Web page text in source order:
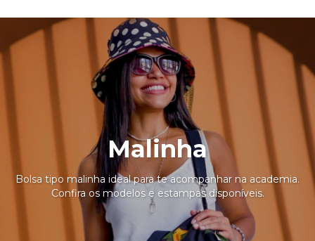
Malinha
Bolsa tipo malinha ideal para te acompanhar na academia.
Confira os modelos e estampas disponíveis.